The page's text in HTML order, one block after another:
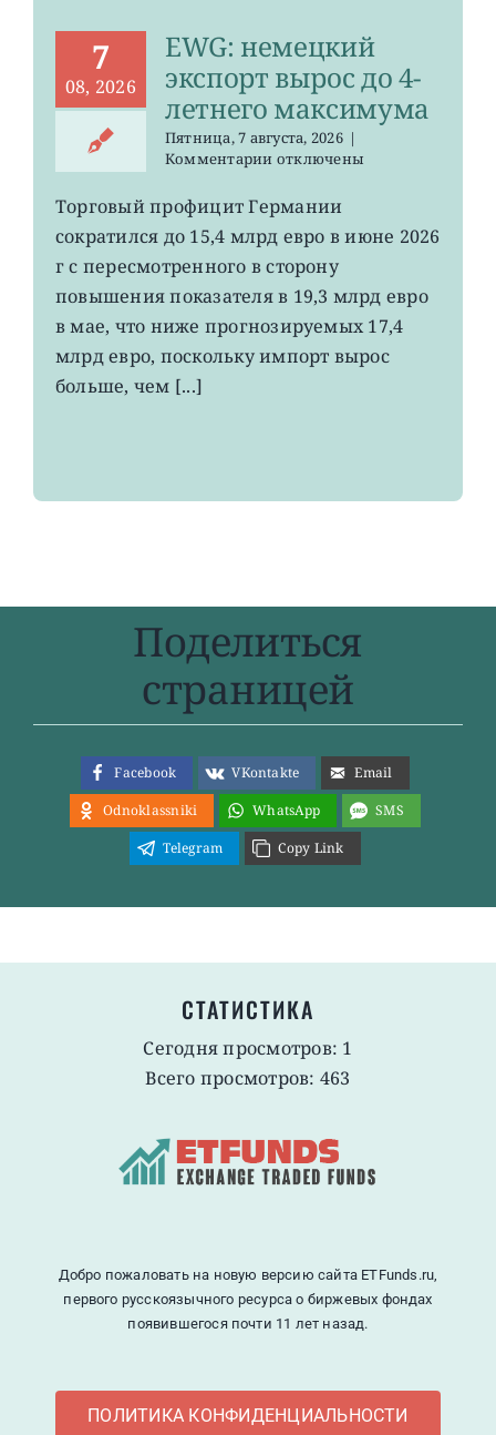
7
08, 2026
EWG: немецкий
экспорт вырос до 4-
летнего максимума
Пятница, 7 августа, 2026 |
Комментариик
EWG:
немецкий
экспорт
вырос
4-
летнего
отключены
Торговый профицит Германии
сократился до 15,4 млрд евро в июне 2026
г с пересмотренного в сторону
повышения показателя в 19,3 млрд евро
в мае, что ниже прогнозируемых 17,4
млрд евро, поскольку импорт вырос
больше, чем [...]
Поделиться
страницей
Facebook VKontakte
Email
Odnoklassniki
WhatsApp
SMS
Telegram
Copy Link
СТАТИСТИКА
Сегодня просмотров: 1
Всего просмотров: 463
Добро пожаловать на новую версию сайта ETFunds.ru,
первого русскоязычного ресурса о биржевых фондах
появившегося почти 11 лет назад.
ПОЛИТИКА КОНФИДЕНЦИАЛЬНОСТИ